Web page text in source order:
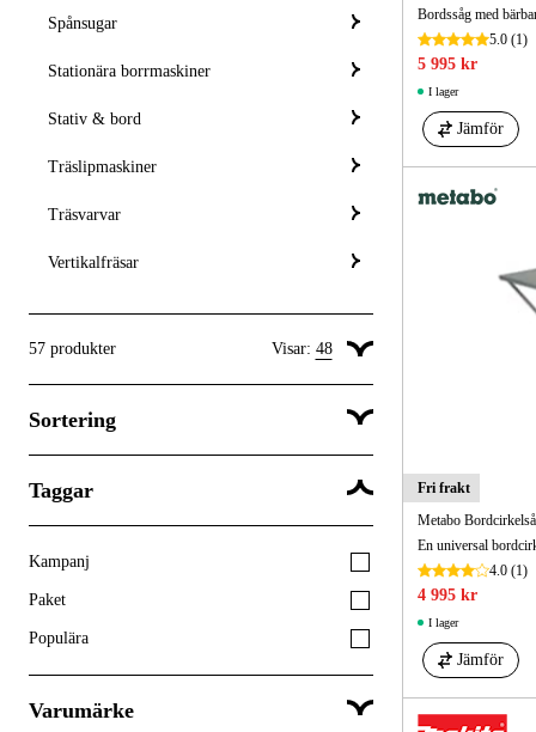
Spånsugar
Stationära borrmaskiner
Stativ & bord
Träslipmaskiner
Träsvarvar
Vertikalfräsar
57 produkter Visar: 48
Visa 48 produkter per sida
Sortering
Popularitet
Taggar
Kampanj
Paket
Populära
Varumärke
5.0(1)
5 995 kr
I lager
Jämför
Fri frakt
Metabo
4.0(1)
4 995 kr
I lager
Jämför